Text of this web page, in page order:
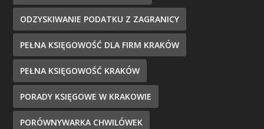
ODZYSKIWANIE PODATKU Z ZAGRANICY
PEŁNA KSIĘGOWOŚĆ DLA FIRM KRAKÓW
PEŁNA KSIĘGOWOŚĆ KRAKÓW
PORADY KSIĘGOWE W KRAKOWIE
PORÓWNYWARKA CHWILÓWEK